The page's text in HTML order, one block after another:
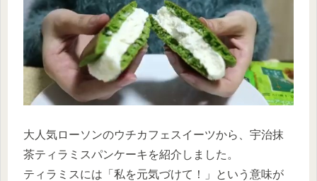
大人気ローソンのウチカフェスイーツから、宇治抹
茶ティラミスパンケーキを紹介しました。
ティラミスには「私を元気づけて！」という意味が